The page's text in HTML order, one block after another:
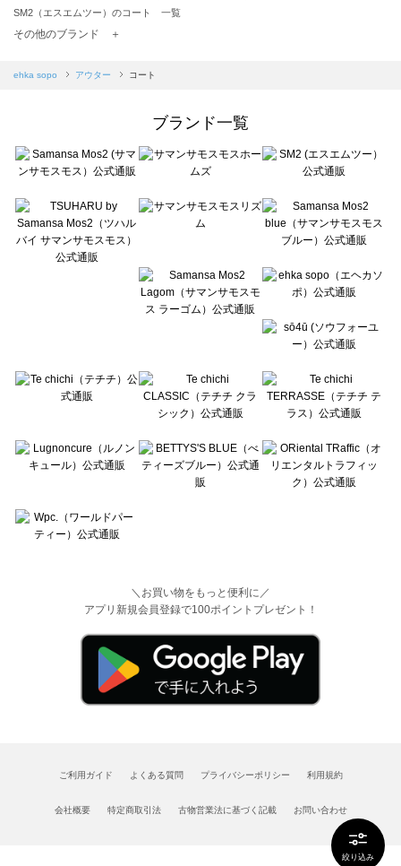
絞り込み
SM2（エスエムツー）のコート 一覧
TSUHARU by Samansa Mos2（ツハルバイサマンサモスモス）のコート 一覧
Samansa Mos2 blue（サマンサモスモス ブルー）のコート 一覧
sō4ū（ソウフォーユー）のコート 一覧
Te chichi（テチチ）のコート 一覧
Te chichi CLASSIC（テチチ クラシック）のコート 一覧
Lugnoncure（ルノンキュール）のコート 一覧
BETTY'S BLUE（べティーズブルー）のコート 一覧
Wpc.（ワールドパーティー）のコート 一覧
その他のブランド ＋
ehka sopo アウター コート
ブランド一覧
＼お買い物をもっと便利に／
アプリ新規会員登録で100ポイントプレゼント！
ご利用ガイド よくある質問 プライバシーポリシー 利用規約
会社概要 特定商取引法 古物営業法に基づく記載 お問い合わせ